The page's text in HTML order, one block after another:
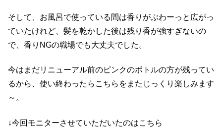
そして、お風呂で使っている間は香りがぶわーっと広がっ
ていたけれど、髪を乾かした後は残り香が強すぎないの
で、香りNGの職場でも大丈夫でした。
今はまだリニューアル前のピンクのボトルの方が残ってい
るから、使い終わったらこちらをまたじっくり楽しみます
～。
↓今回モニターさせていただいたのはこちら